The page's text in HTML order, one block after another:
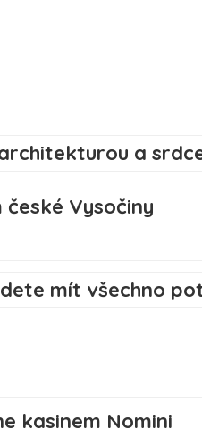
Vysočiny
kasinem Nomini